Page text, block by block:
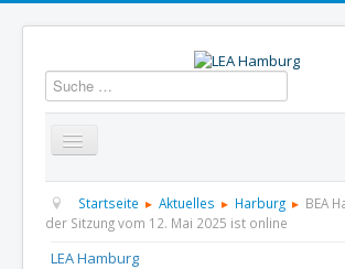
Suchen
Startseite Über uns Aktuelles
Informationen
Startseite Aktuelles Harburg
BEA
der Sitzung vom 12. Mai 2025 ist online
LEA Hamburg